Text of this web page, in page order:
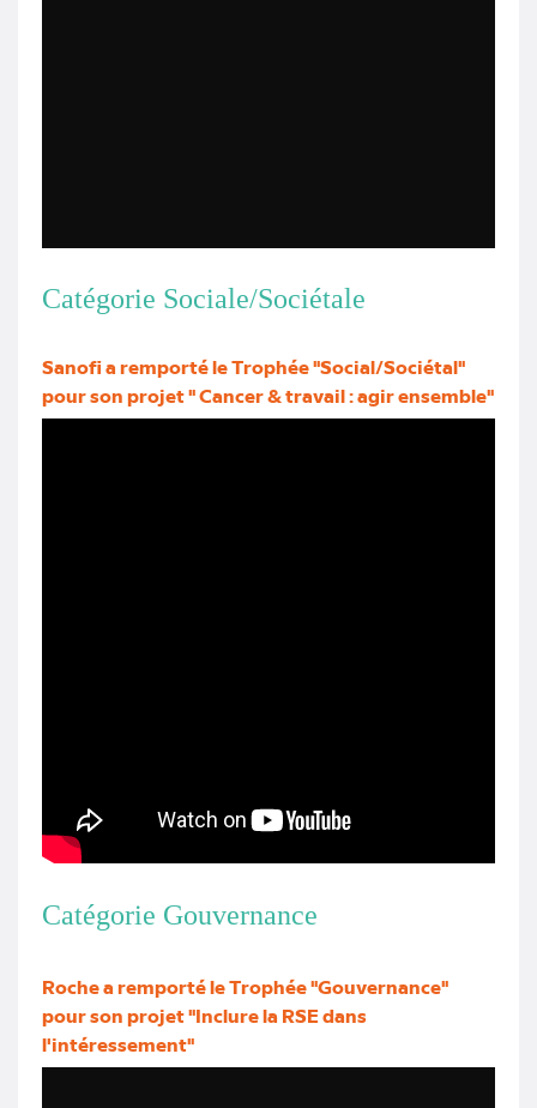
Catégorie Sociale/Sociétale
Sanofi a remporté le Trophée "Social/Sociétal"
pour son projet " Cancer & travail : agir ensemble"
Catégorie Gouvernance
Roche a remporté le Trophée "Gouvernance"
pour son projet "Inclure la RSE dans
l'intéressement"